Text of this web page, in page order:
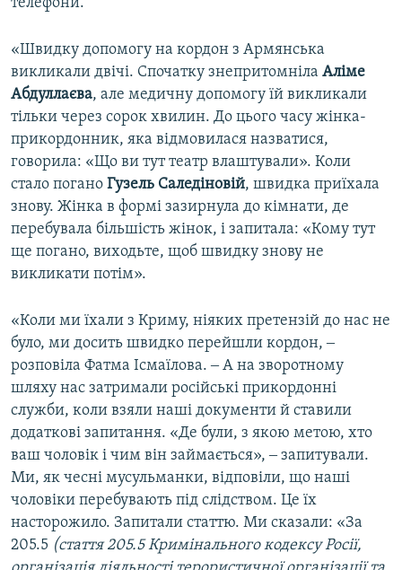
«Швидку допомогу на кордон з Армянська
викликали двічі. Спочатку знепритомніла Аліме
Абдуллаєва, але медичну допомогу їй викликали
тільки через сорок хвилин. До цього часу жінка-
прикордонник, яка відмовилася назватися,
говорила: «Що ви тут театр влаштували». Коли
стало погано Гузель Саледіновій, швидка приїхала
знову. Жінка в формі зазирнула до кімнати, де
перебувала більшість жінок, і запитала: «Кому тут
ще погано, виходьте, щоб швидку знову не
викликати потім».
«Коли ми їхали з Криму, ніяких претензій до нас не
було, ми досить швидко перейшли кордон, ‒
розповіла Фатма Ісмаїлова. ‒ А на зворотному
шляху нас затримали російські прикордонні
служби, коли взяли наші документи й ставили
додаткові запитання. «Де були, з якою метою, хто
ваш чоловік і чим він займається», ‒ запитували.
Ми, як чесні мусульманки, відповіли, що наші
чоловіки перебувають під слідством. Це їх
насторожило. Запитали статтю. Ми сказали: «За
205.5 (стаття 205.5 Кримінального кодексу Росії,